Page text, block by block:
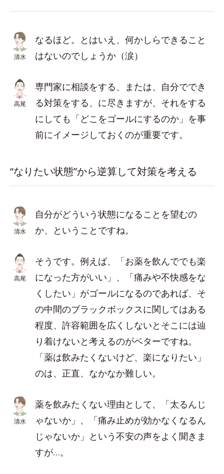
清水
なるほど。とはいえ、何かしらできること
はないのでしょうか（涙）
高尾
専門家に相談をする、または、自分ででき
る対策をする、に尽きますが、それをする
にしても「どこをゴールにするのか」を事
前にイメージしておくのが重要です。
“なりたい状態”から逆算して対策を考える
清水
自分がどういう状態になることを望むの
か、ということですね。
高尾
そうです。例えば、「お薬を飲んででも楽
になった方がいい」、「痛みや不快感をな
くしたい」がゴールになるのであれば、そ
の中間のブラックボックスに関してはある
程度、許容範囲を広くしないとそこには辿
り着けないと考えるのがベターですね。
「薬は飲みたくないけど、楽になりたい」
のは、正直、なかなか難しい。
清水
薬を飲みたくない理由として、「太るんじ
ゃないか」、「痛み止めが効かなくなるん
じゃないか」という不安の声をよく聞きま
すが…。